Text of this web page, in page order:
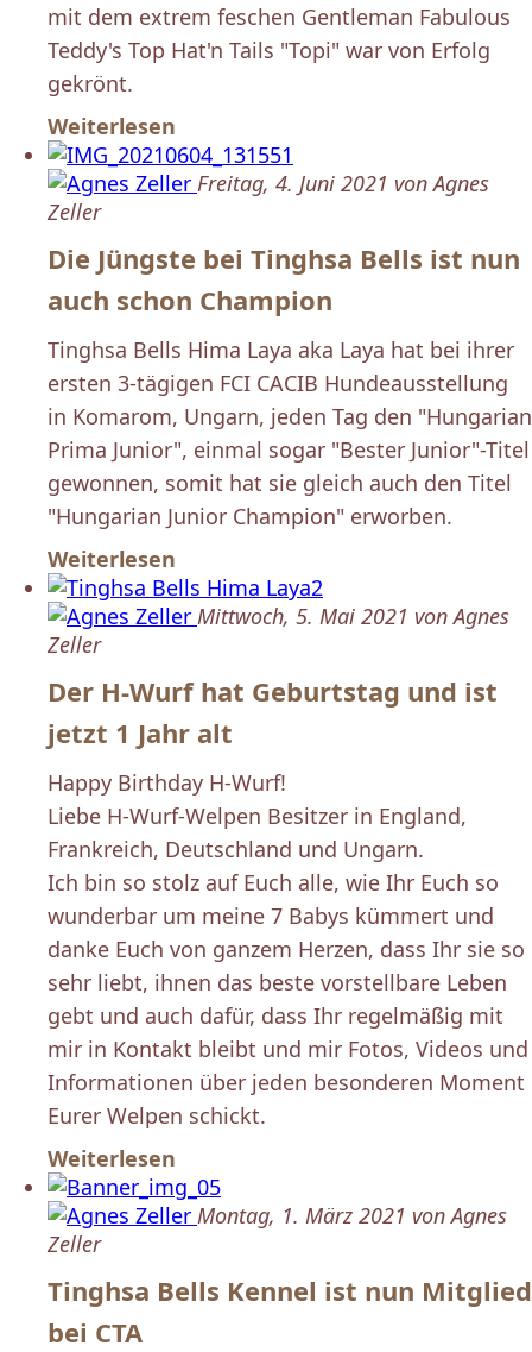
mit dem extrem feschen Gentleman Fabulous
Teddy's Top Hat'n Tails "Topi" war von Erfolg
gekrönt.
Weiterlesen
Freitag, 4. Juni 2021 von Agnes
Zeller
Die Jüngste bei Tinghsa Bells ist nun
auch schon Champion
Tinghsa Bells Hima Laya aka Laya hat bei ihrer
ersten 3-tägigen FCI CACIB Hundeausstellung
in Komarom, Ungarn, jeden Tag den "Hungarian
Prima Junior", einmal sogar "Bester Junior"-Titel
gewonnen, somit hat sie gleich auch den Titel
"Hungarian Junior Champion" erworben.
Weiterlesen
Mittwoch, 5. Mai 2021 von Agnes
Zeller
Der H-Wurf hat Geburtstag und ist
jetzt 1 Jahr alt
Happy Birthday H-Wurf!
Liebe H-Wurf-Welpen Besitzer in England,
Frankreich, Deutschland und Ungarn.
Ich bin so stolz auf Euch alle, wie Ihr Euch so
wunderbar um meine 7 Babys kümmert und
danke Euch von ganzem Herzen, dass Ihr sie so
sehr liebt, ihnen das beste vorstellbare Leben
gebt und auch dafür, dass Ihr regelmäßig mit
mir in Kontakt bleibt und mir Fotos, Videos und
Informationen über jeden besonderen Moment
Eurer Welpen schickt.
Weiterlesen
Montag, 1. März 2021 von Agnes
Zeller
Tinghsa Bells Kennel ist nun Mitglied
bei CTA